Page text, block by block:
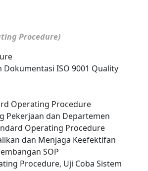
Procedure)
Dokumentasi ISO 9001 Quality
Operating Procedure
Pekerjaan dan Departemen
Operating Procedure
dan Menjaga Keefektifan
SOP
Procedure, Uji Coba Sistem